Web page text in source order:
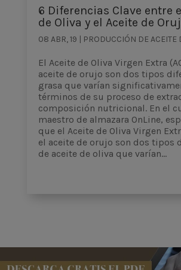
6 Diferencias Clave entre
de Oliva y el Aceite de
08 ABR, 19 | PRODUCCIÓN DE ACEITE
El Aceite de Oliva Virgen Extra
aceite de orujo son dos tipos
grasa que varían
términos de su proceso de
composición nutricional. En el
maestro de almazara OnLine,
que el Aceite de Oliva Virgen
el aceite de orujo son dos tipos
de aceite de oliva que varían...